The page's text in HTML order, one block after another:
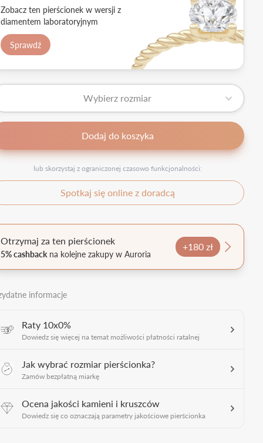
Zobacz ten pierścionek w wersji z
diamentem laboratoryjnym
Sprawdź
Wybierz rozmiar
Dodaj do koszyka
lub skorzystaj z ograniczonej czasowo funkcjonalności:
Spotkaj się online z doradcą
Otrzymaj za ten pierścionek
5% cashback na kolejne zakupy w Auroria
+180 zł
informacje
Raty 10x0%
Dowiedz się więcej na temat możliwości płatności ratalnej
Jak wybrać rozmiar pierścionka?
Zamów bezpłatną miarkę
Ocena jakości kamieni i kruszców
Dowiedz się co oznaczają parametry jakościowe pierścionka